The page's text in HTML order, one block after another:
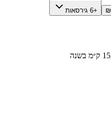
₪ +6 גירסאות